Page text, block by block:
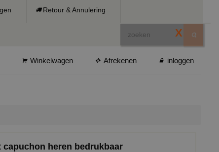
Retour & Annulering
X
Winkelwagen Afrekenen inloggen
heren bedrukbaar